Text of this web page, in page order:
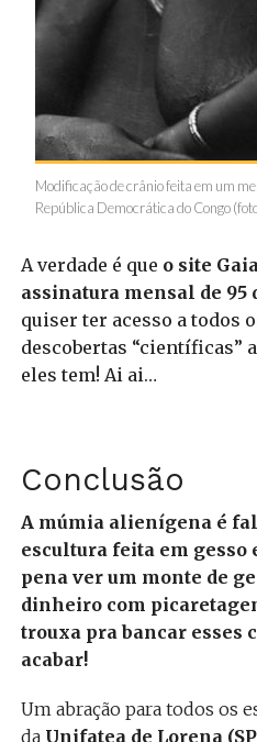
Modificação de crânio feita em um
República Democrática do Congo
A verdade é que o site
assinatura mensal de 95
quiser ter acesso a todos
descobertas “científicas”
eles tem! Ai ai…
Conclusão
A múmia alienígena é
escultura feita em gesso
pena ver um monte de
dinheiro com
trouxa pra bancar esses
acabar!
Um abração para todos os
da Unifatea de Lorena